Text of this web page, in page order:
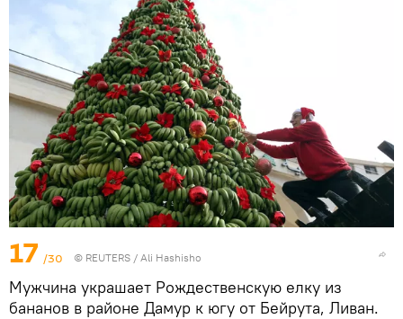
17 /30 © REUTERS / Ali Hashisho
Мужчина украшает Рождественскую елку из
бананов в районе Дамур к югу от Бейрута, Ливан.